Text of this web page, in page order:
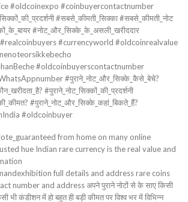
#oldcoinexpo #coinbuyercontactnumber
#सबसे_कीमती_सिक्का #सबसे_कीमती_नोट
#नोट_और_सिक्के_के_असली_खरीददार
#currencyworld #oldcoinrealvalue
#oldcoinbuyerscontactnumber
#पुराने_नोट_और_सिक्के_कैसे_बेचे?
#पुराने_नोट_सिक्कों_की_प्रदर्शनी
#पुराने_नोट_और_सिक्के_कहां_बिकते_हैं?
#oldcoinbuyer
from home on many online
hue Indian rare currency is the real value and
full details and address rare coins
number and address अपने पुराने नोटों से के साए किसी
भी कंडीशन में हो बहुत ही बड़ी कीमत पर विश्व भर में विभिन्न